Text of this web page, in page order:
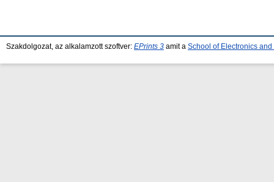
Szakdolgozat, az alkalamzott szoftver: EPrints 3 amit a School of Electronics